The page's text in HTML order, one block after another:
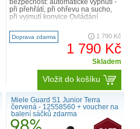
bezpečnost: automatické vypnutí -
při přehřátí, při ohřevu na sucho,
při vyjmutí konvice Ovládání
zmáčknutím tlačítka..
Doprava zdarma 1 790 Kč
1 790 Kč
Skladem
Vložit do košíku
Miele Guard S1 Junior Terra
červená - 12558560 + voucher na
balení sáčků zdarma